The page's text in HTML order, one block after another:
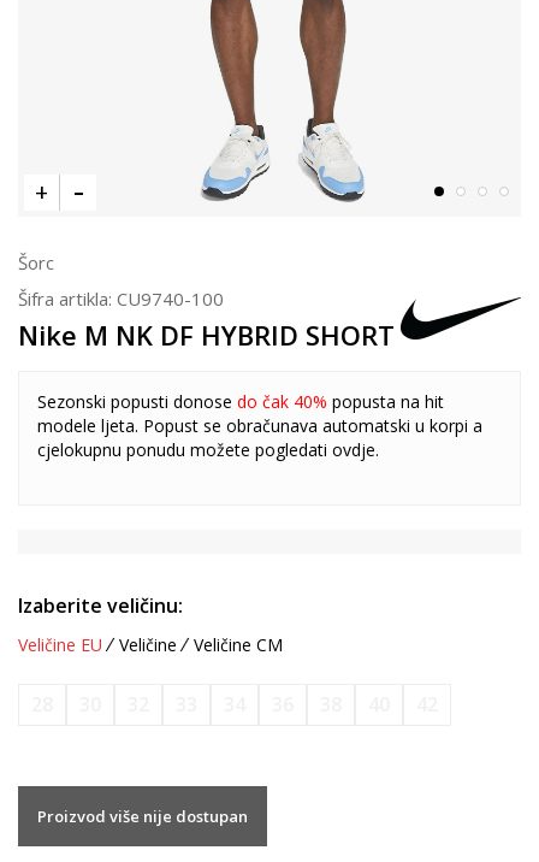
Šorc
Šifra artikla: CU9740-100
Nike M NK DF HYBRID SHORT
Sezonski popusti donose do čak 40% popusta na hit
modele ljeta. Popust se obračunava automatski u korpi a
cjelokupnu ponudu možete pogledati ovdje.
Izaberite veličinu:
Veličine EU Veličine Veličine CM
Proizvod više nije dostupan